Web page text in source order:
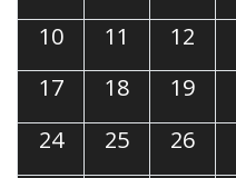
10
11 12
17
18 19
24
25 26